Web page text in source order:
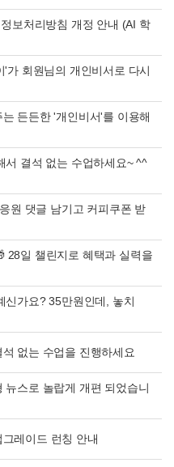
보처리방침 개정 안내 (AI 학
'가 회원님의 개인비서로 다시
든든한 '개인비서'를 이용해
서 결석 없는 수업하세요~ ^^
원 댓글 남기고 커피쿠폰 받
28일 챌린지로 혜택과 실력을
신가요? 35만원인데, 놓치
없는 수업을 진행하세요
뉴스로 놀랍게 개편 되었습니
레이드 런칭 안내